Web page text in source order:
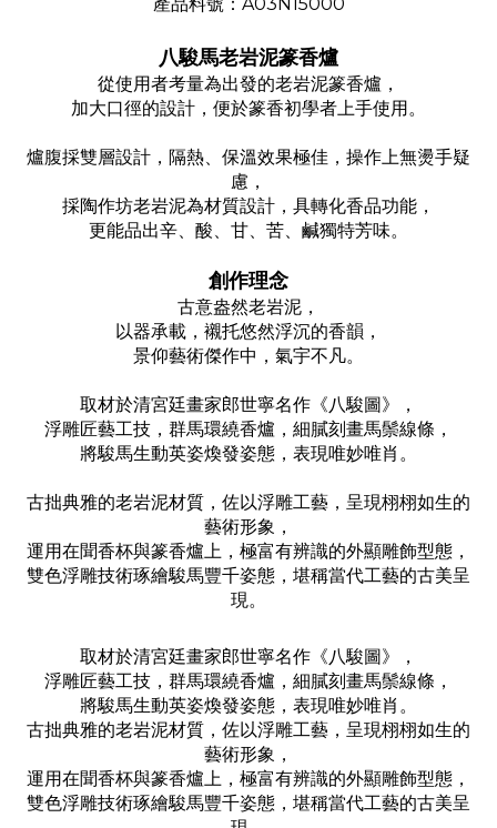
八駿馬老岩泥篆香爐
從使用者考量為出發的老岩泥篆香爐，
加大口徑的設計，便於篆香初學者上手使用。
爐腹採雙層設計，隔熱、保溫效果極佳，操作上無燙手疑
慮，
採陶作坊老岩泥為材質設計，具轉化香品功能，
更能品出辛、酸、甘、苦、鹹獨特芳味。
創作理念
古意盎然老岩泥，
以器承載，襯托悠然浮沉的香韻，
景仰藝術傑作中，氣宇不凡。
取材於清宮廷畫家郎世寧名作《八駿圖》，
浮雕匠藝工技，群馬環繞香爐，細膩刻畫馬鬃線條，
將駿馬生動英姿煥發姿態，表現唯妙唯肖。
古拙典雅的老岩泥材質，佐以浮雕工藝，呈現栩栩如生的
藝術形象，
運用在聞香杯與篆香爐上，極富有辨識的外顯雕飾型態，
雙色浮雕技術琢繪駿馬豐千姿態，堪稱當代工藝的古美呈
現。
取材於清宮廷畫家郎世寧名作《八駿圖》，
浮雕匠藝工技，群馬環繞香爐，細膩刻畫馬鬃線條，
將駿馬生動英姿煥發姿態，表現唯妙唯肖。
古拙典雅的老岩泥材質，佐以浮雕工藝，呈現栩栩如生的
藝術形象，
運用在聞香杯與篆香爐上，極富有辨識的外顯雕飾型態，
雙色浮雕技術琢繪駿馬豐千姿態，堪稱當代工藝的古美呈